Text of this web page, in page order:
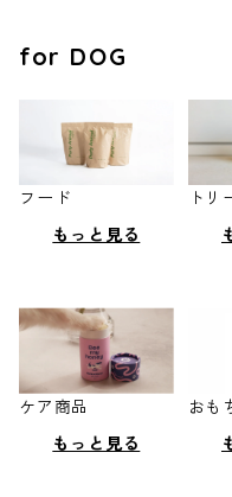
for DOG
フード
もっと見る
トリ
ケア商品
もっと見る
おも